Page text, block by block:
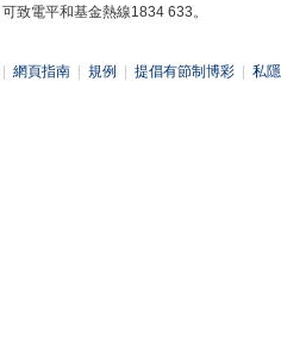
致電平和基金熱線1834 633。
網頁指南 規例 提倡有節制博彩 私